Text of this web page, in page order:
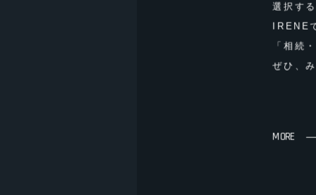
選択す
IRENE
「相続
ぜひ、
MORE